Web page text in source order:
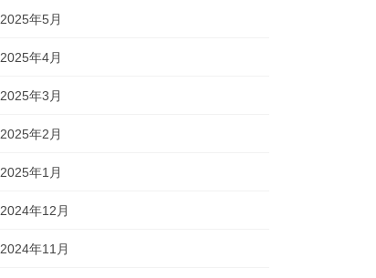
2025年5月
2025年4月
2025年3月
2025年2月
2025年1月
2024年12月
2024年11月